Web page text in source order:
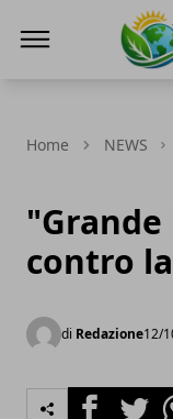
Home NEWS
contro
di Redazione12/
FacebookTwitter